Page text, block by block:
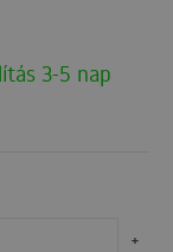
3-5 nap
+